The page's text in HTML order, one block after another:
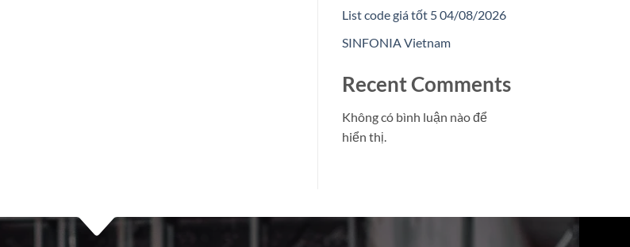
List code giá tốt 5 04/08/2026
SINFONIA Vietnam
Recent Comments
Không có bình luận nào để
hiển thị.